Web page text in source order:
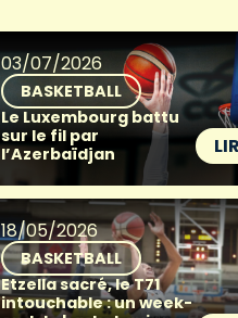
03/07/2026
BASKETBALL
Le Luxembourg battu
sur le fil par
l’Azerbaïdjan
18/05/2026
BASKETBALL
Etzella sacré, le T71
intouchable : un week-